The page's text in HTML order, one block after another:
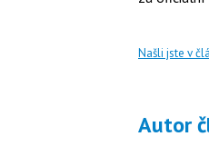
Našli jste v
Autor